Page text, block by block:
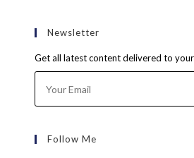
Newsletter
Get all latest content delivered to
Follow Me